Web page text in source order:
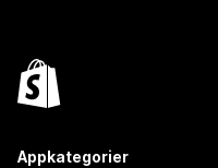
Appkategorier